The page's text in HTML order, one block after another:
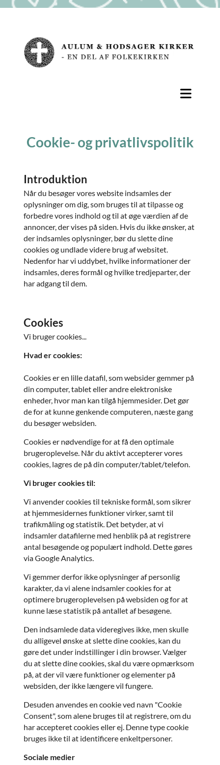
Cookie- og privatlivspolitik
Introduktion
Når du besøger vores website indsamles der
oplysninger om dig, som bruges til at tilpasse og
forbedre vores indhold og til at øge værdien af de
annoncer, der vises på siden. Hvis du ikke ønsker, at
der indsamles oplysninger, bør du slette dine
cookies og undlade videre brug af websitet.
Nedenfor har vi uddybet, hvilke informationer der
indsamles, deres formål og hvilke tredjeparter, der
har adgang til dem.
Cookies
Vi bruger cookies...
Hvad er cookies:
Cookies er en lille datafil, som websider gemmer på
din computer, tablet eller andre elektroniske
enheder, hvor man kan tilgå hjemmesider. Det gør
de for at kunne genkende computeren, næste gang
du besøger websiden.
Cookies er nødvendige for at få den optimale
brugeroplevelse. Når du aktivt accepterer vores
cookies, lagres de på din computer/tablet/telefon.
Vi bruger cookies til:
Vi anvender cookies til tekniske formål, som sikrer
at hjemmesidernes funktioner virker, samt til
trafikmåling og statistik. Det betyder, at vi
indsamler datafilerne med henblik på at registrere
antal besøgende og populært indhold. Dette gøres
via Google Analytics.
Vi gemmer derfor ikke oplysninger af personlig
karakter, da vi alene indsamler cookies for at
optimere brugeroplevelsen på websiden og for at
kunne læse statistik på antallet af besøgene.
Den indsamlede data videregives ikke, men skulle
du alligevel ønske at slette dine cookies, kan du
gøre det under indstillinger i din browser. Vælger
du at slette dine cookies, skal du være opmærksom
på, at der vil være funktioner og elementer på
websiden, der ikke længere vil fungere.
Desuden anvendes en cookie ved navn "Cookie
Consent", som alene bruges til at registrere, om du
har accepteret cookies eller ej. Denne type cookie
bruges ikke til at identificere enkeltpersoner.
Sociale medier